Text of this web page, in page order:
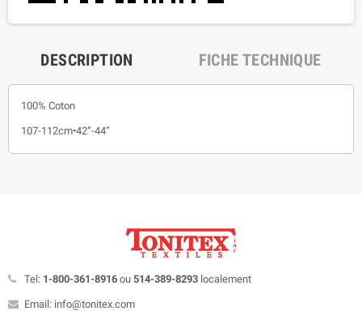
DESCRIPTION FICHE TECHNIQUE
100% Coton
107-112cm•42”-44”
Tel: 1-800-361-8916 ou 514-389-8293 localement
Email: info@tonitex.com